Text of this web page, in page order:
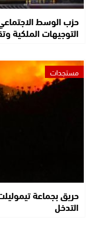
حزب الوسط
التوجيهات الملكية
مستجدات
حريق بجماعة
التدخل